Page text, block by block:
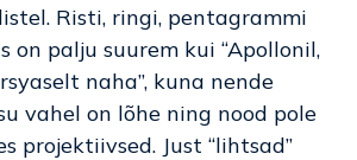
Risti, ringi, pentagrammi
on palju suurem kui “Apollonil,
naha”, kuna nende
vahel on lõhe ning nood pole
projektiivsed. Just “lihtsad”